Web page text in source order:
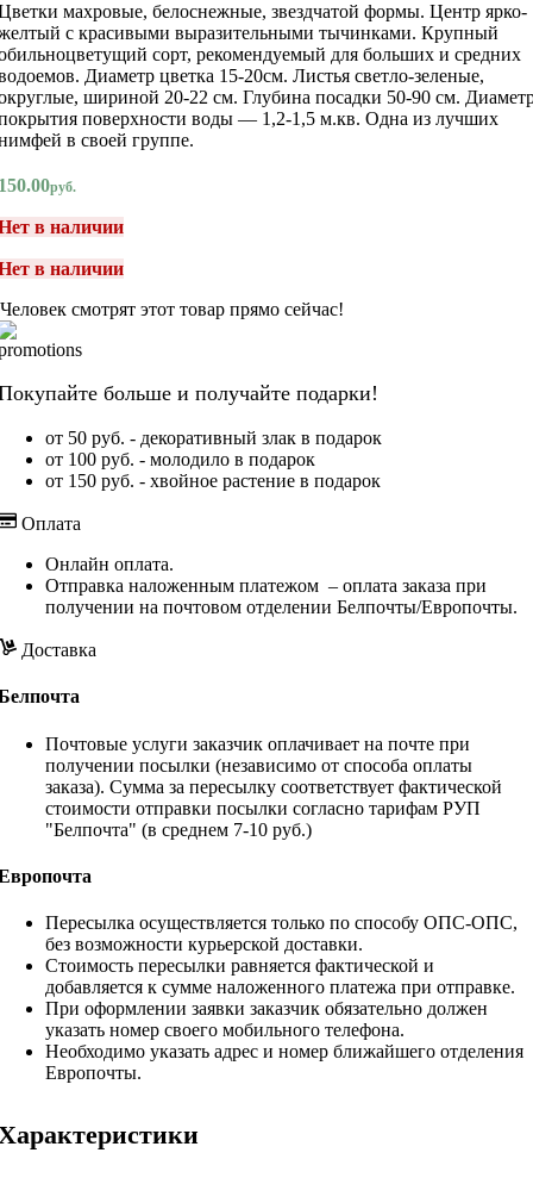
махровые, белоснежные, звездчатой формы. Центр ярко-
с красивыми выразительными тычинками. Крупный
сорт, рекомендуемый для больших и средних
Диаметр цветка 15-20см. Листья светло-зеленые,
шириной 20-22 см. Глубина посадки 50-90 см.
поверхности воды — 1,2-1,5 м.кв. Одна из лучших
в своей группе.
руб.
в наличии
в наличии
Человек смотрят этот товар прямо сейчас!
больше и получайте подарки!
от 50 руб. - декоративный злак в подарок
от 100 руб. - молодило в подарок
от 150 руб. - хвойное растение в подарок
Оплата
Онлайн оплата.
Отправка наложенным платежом – оплата заказа при
получении на почтовом отделении Белпочты/Европочты.
Доставка
Почтовые услуги заказчик оплачивает на почте при
получении посылки (независимо от способа оплаты
заказа). Сумма за пересылку соответствует фактической
стоимости отправки посылки согласно тарифам РУП
"Белпочта" (в среднем 7-10 руб.)
Пересылка осуществляется только по способу ОПС-ОПС,
без возможности курьерской доставки.
Стоимость пересылки равняется фактической и
добавляется к сумме наложенного платежа при отправке.
При оформлении заявки заказчик обязательно должен
указать номер своего мобильного телефона.
Необходимо указать адрес и номер ближайшего отделения
Европочты.